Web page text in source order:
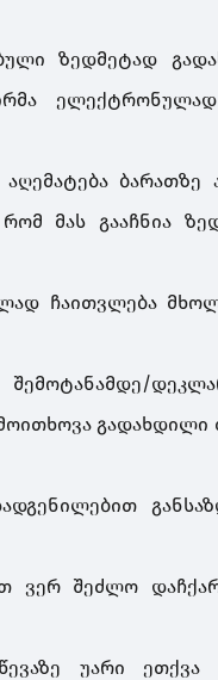
ზედმეტად
ბარათზე
მას გააჩნია
ჩაითვლება
გადახდილი
ვერ შეძლო
უარი ეთქვა